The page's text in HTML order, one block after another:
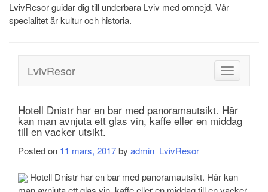
LvivResor guidar dig till underbara Lviv med omnejd. Vår
specialitet är kultur och historia.
Toggle
navigation
LvivResor
Hotell Dnistr har en bar med panoramautsikt. Här
kan man avnjuta ett glas vin, kaffe eller en middag
till en vacker utsikt.
Posted on 11 mars, 2017by admin_LvivResor
Hotell Dnistr har en bar med panoramautsikt. Här kan